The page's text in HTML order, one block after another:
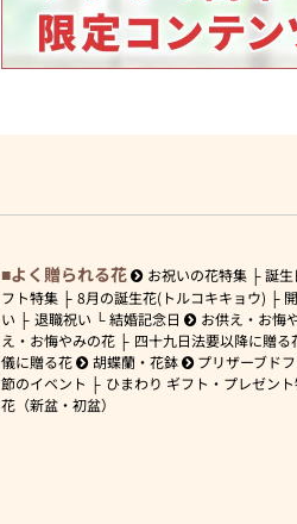
よく贈られる花 お祝いの花特集
誕
フト特集
8月の誕生花(トルコキキョウ)
い
退職祝い 結婚記念日 お供え・お悔
え・お悔やみの花
四十九日法要以降に贈る
儀に贈る花
胡蝶蘭・花鉢 プリザーブド
節のイベント
ひまわり ギフト・プレゼン
花（新盆・初盆）